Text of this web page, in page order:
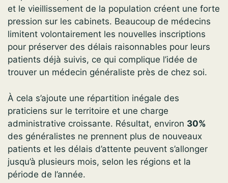
et le vieillissement de la population créent une forte
pression sur les cabinets. Beaucoup de médecins
limitent volontairement les nouvelles inscriptions
pour préserver des délais raisonnables pour leurs
patients déjà suivis, ce qui complique l’idée de
trouver un médecin généraliste près de chez soi.
À cela s’ajoute une répartition inégale des
praticiens sur le territoire et une charge
administrative croissante. Résultat, environ 30%
des généralistes ne prennent plus de nouveaux
patients et les délais d’attente peuvent s’allonger
jusqu’à plusieurs mois, selon les régions et la
période de l’année.